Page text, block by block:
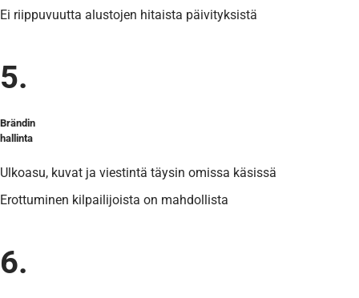
Ei riippuvuutta alustojen hitaista päivityksistä
5.
Brändin
hallinta
Ulkoasu, kuvat ja viestintä täysin omissa käsissä
Erottuminen kilpailijoista on mahdollista
6.